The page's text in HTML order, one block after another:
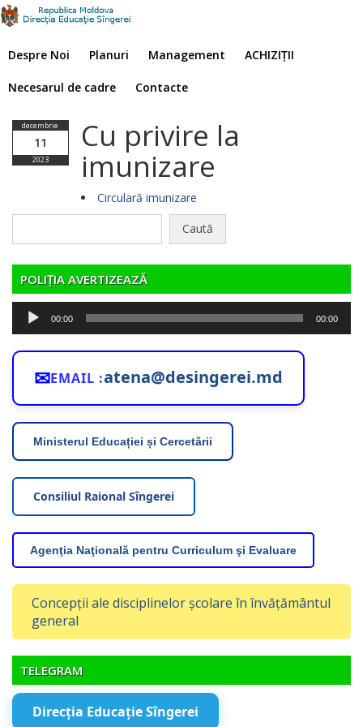
Despre Noi Planuri Management ACHIZIȚII
Necesarul de cadre Contacte
decembrie
11
2023
Cu privire la
imunizare
Circulară imunizare
POLIȚIA AVERTIZEAZĂ
Player
audio
00:00 00:00
✉EMAIL :atena@desingerei.md
Ministerul Educației și Cercetării
Consiliul Raional Sîngerei
Agenţia Naţională pentru Curriculum şi Evaluare
Concepții ale disciplinelor școlare în învățământul
general
TELEGRAM
Direcția Educație Sîngerei